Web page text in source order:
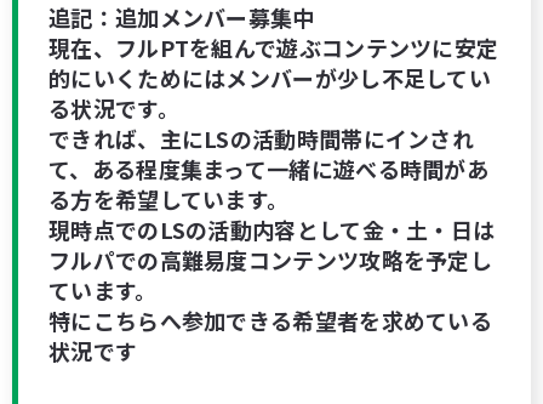
追記：追加メンバー募集中
現在、フルPTを組んで遊ぶコンテンツに安定
的にいくためにはメンバーが少し不足してい
る状況です。
できれば、主にLSの活動時間帯にインされ
て、ある程度集まって一緒に遊べる時間があ
る方を希望しています。
現時点でのLSの活動内容として金・土・日は
フルパでの高難易度コンテンツ攻略を予定し
ています。
特にこちらへ参加できる希望者を求めている
状況です